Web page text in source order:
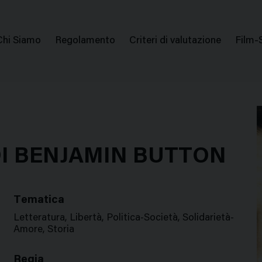
Siamo Regolamento Criteri di valutazione Film-
BENJAMIN BUTTON
Tematica
Letteratura, Libertà, Politica-Società, Solidarietà-
Amore, Storia